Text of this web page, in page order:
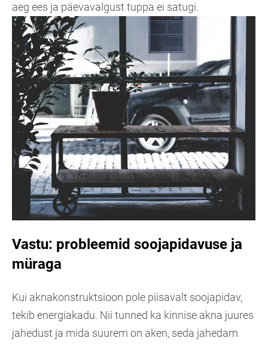
aeg ees ja päevavalgust tuppa ei satugi.
Vastu: probleemid soojapidavuse ja
müraga
Kui aknakonstruktsioon pole piisavalt soojapidav,
tekib energiakadu. Nii tunned ka kinnise akna juures
jahedust ja mida suurem on aken, seda jahedam